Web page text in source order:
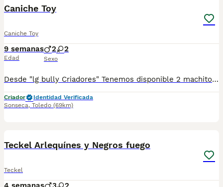
Caniche Toy
Caniche Toy
9 semanas
Edad
2 2
Sexo
Desde "lg bully Criadores" Tenemos disponible 2 machitos y 2 hembrasde Caniche Económico. ♂️ 2 Machitos ♀️ 2 hembras Se entregan con: 🔹Chip 🔹Garantía Sanitaria 🔹Contrato 🔹Vacuna y Desparasitados según edad 📍Sonseca (Toledo) 📍Tlf:652190089 y 652189965 NO DUDES EN PREGUNTAR
Criador
Identidad Verificada
Sonseca, Toledo (69km)
Teckel Arlequínes y Negros fuego
Teckel